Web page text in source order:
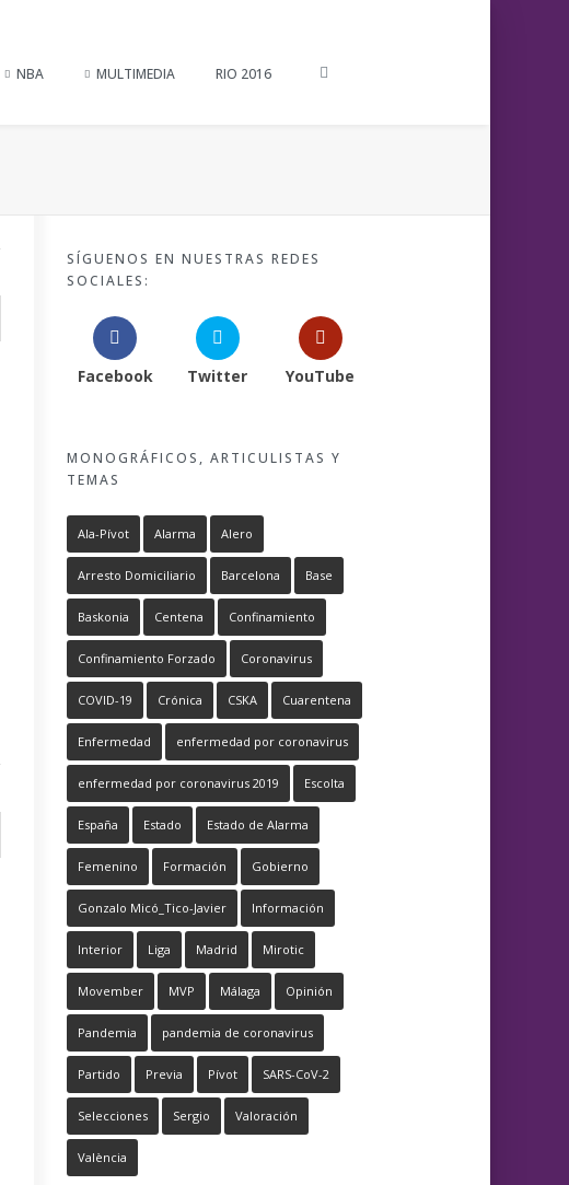
NBA MULTIMEDIA RIO 2016
SÍGUENOS EN NUESTRAS REDES
SOCIALES:
Facebook Twitter YouTube
MONOGRÁFICOS, ARTICULISTAS Y
TEMAS
Ala-Pívot Alarma Alero
Arresto Domiciliario Barcelona Base
Baskonia Centena Confinamiento
Confinamiento Forzado Coronavirus
COVID-19 Crónica CSKA Cuarentena
Enfermedad enfermedad por coronavirus
enfermedad por coronavirus 2019 Escolta
España Estado Estado de Alarma
Femenino Formación Gobierno
Gonzalo Micó_Tico-Javier Información
Interior Liga Madrid Mirotic
Movember MVP Málaga Opinión
Pandemia pandemia de coronavirus
Partido Previa Pívot SARS-CoV-2
Selecciones Sergio Valoración
València